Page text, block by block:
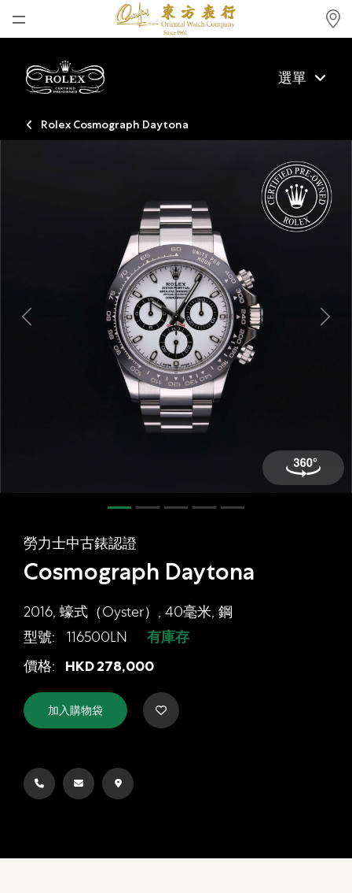
最新消息
腕表資訊
勞力士中古錶認證
登入
註冊
會員尊享
简体中文
選單
Rolex Cosmograph Daytona
勞力士中古錶認證
Cosmograph Daytona
2016, 蠔式（Oyster）, 40毫米, 鋼
型號:
116500LN 有庫存
勞力士中古錶認證 Cosmograph
價格: HKD278,000
加入購物袋
Previous Next